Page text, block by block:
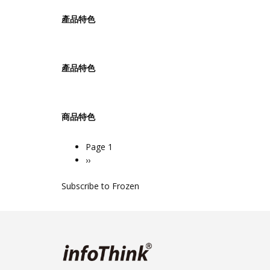
產品特色
產品特色
商品特色
Pagination
Page 1
Next
››
Subscribe to Frozen